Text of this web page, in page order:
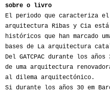
sobre o livro
El periodo que caracteriza
arquitectura Ribas y Cia
históricos que han marcado
bases de La arquitectura
Del GATCPAC durante los
de uma arquitectura
al dilema arquitectónico.
Si durante los años 30 em